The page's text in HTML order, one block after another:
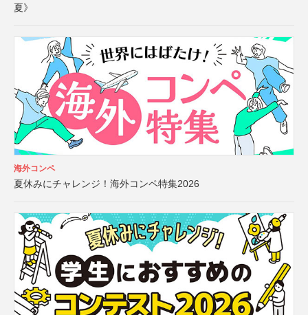
夏》
海外コンペ
夏休みにチャレンジ！海外コンペ特集2026